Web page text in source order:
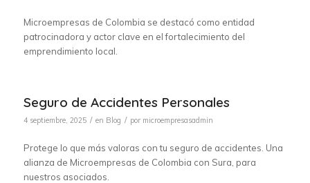
Microempresas de Colombia se destacó como entidad
patrocinadora y actor clave en el fortalecimiento del
emprendimiento local.
Seguro de Accidentes Personales
4 septiembre, 2025 / en Blog / por microempresasadmin
Protege lo que más valoras con tu seguro de accidentes. Una
alianza de Microempresas de Colombia con Sura, para
nuestros asociados.